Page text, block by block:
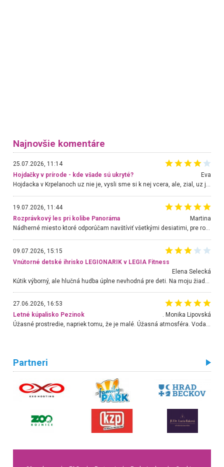
Najnovšie komentáre
25.07.2026, 11:14
Hojdačky v prírode - kde všade sú ukryté?
Eva
Hojdacka v Krpelanoch uz nie je, vysli sme si k nej vcera, ale, zial, uz je znicena. Ak sem planujete cestu len kvoli hojdacke, mozete si ju usetrit. Krasny vyhlad je tu vsak aj bez hojdacky :-)
19.07.2026, 11:44
Rozprávkový les pri kolibe Panoráma
Martina
Nádherné miesto ktoré odporúčam navštíviť všetkými desiatimi, pre rodiny s deťmi, dôchodcom... Proste a jednoducho ozaj rozprávkový les.. určite ešte prídeme. Odniesli sme si na pamiatku krásne tričká,
09.07.2026, 15:15
Vnútorné detské ihrisko LEGIONARIK v LEGIA Fitness
Elena Selecká
27.06.2026, 16:53
Letné kúpalisko Pezinok
. Monika Lipovská
Úžasné prostredie, napriek tomu, že je malé. Úžasná atmosféra. Voda fantastická a nádherná. Ľudí je pomerne veľa, ale su mili a ohľaduplní. Je veľmi zaujímavé sledovať, ako dokážu spolu športovať cudzí ľudia a bez ohľadu na vek. Vládne tu pohoda. Vnuka neviem dostať z vody. Ďakujem za krásny deň . Urcite sa sem vrátim. Jediný problém je s parkovaním, ale aj ten sa mi podarilo vyriešiť. Monika Bratislava
Partneri